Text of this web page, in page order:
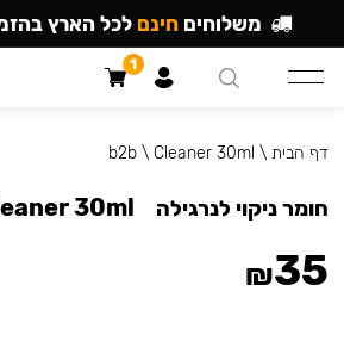
דף הבית \
b2b\ Cleaner 30ml
חומר ניקוי לנרגילה 30ml
₪35
משלוחים חינם לכל הארץ
1